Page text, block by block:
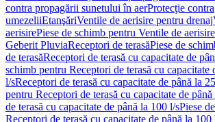
contra propagării sunetului în aerProtecţie contra
umezeliiEtanşăriVentile de aerisire pentru drenaj
aerisirePiese de schimb pentru Ventile de aerisire
Geberit PluviaReceptori de terasăPiese de
de terasăReceptori de terasă cu capacitate de
schimb pentru Receptori de terasă cu capacitate
l/sReceptori de terasă cu capacitate de până la
pentru Receptori de terasă cu capacitate de
de terasă cu capacitate de până la 100 l/sPiese
Receptori de terasă cu capacitate de până la 100